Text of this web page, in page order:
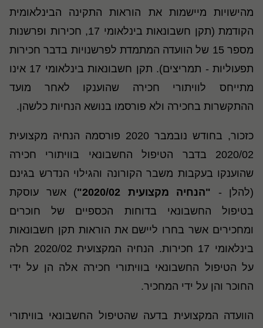
מהישויות מיישמות את הוראות התקינה הבינלאומית
הקודמת (תקן חשבונאות בינלאומי 17, חכירות ופרשנות
מספר 15 של הוועדה המתמדת לפרשנויות בדבר חכירות
תפעוליות - תמריצים). תקן חשבונאות בינלאומי 17 אינו
מתייחס לוויתורי חכירה שהוענקו לאחר מועד
ההתקשרות בחכירה ולא פורסמו בנושא הנחיות כלשהן.
כזכור, בחודש נובמבר 2020 פורסמה הנחיה מקצועית
2020/02 בדבר הטיפול החשבונאי בוויתורי חכירה
שהוענקו בעקבות משבר הקורונה והגילוי הנדרש בגינם
(להלן - "הנחיה מקצועית 2020/02"
) אשר עוסקת
בטיפול החשבונאי בדוחות הכספיים של חוכרים
ומחכירים אשר בחרו ליישם את הוראות תקן חשבונאות
בינלאומי 17 חכירות. הנחיה המקצועית 2020/02 חלה
על הטיפול החשבונאי בוויתורי חכירה אלה הן על ידי
החוכר והן על ידי המחכיר.
הוועדה המקצועית בדעה שהטיפול החשבונאי בוויתורי